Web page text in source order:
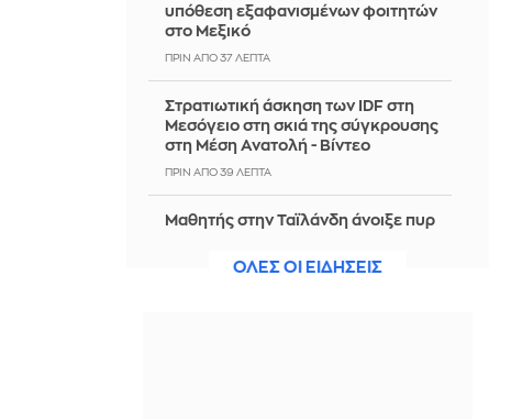
υπόθεση εξαφανισμένων φοιτητών
στο Μεξικό
ΠΡΙΝ ΑΠΌ 37 ΛΕΠΤΆ
Στρατιωτική άσκηση των IDF στη
Μεσόγειο στη σκιά της σύγκρουσης
στη Μέση Ανατολή - Βίντεο
ΠΡΙΝ ΑΠΌ 39 ΛΕΠΤΆ
Μαθητής στην Ταϊλάνδη άνοιξε πυρ
Νεκρός και ένας καθηγητής
ΟΛΕΣ ΟΙ ΕΙΔΗΣΕΙΣ